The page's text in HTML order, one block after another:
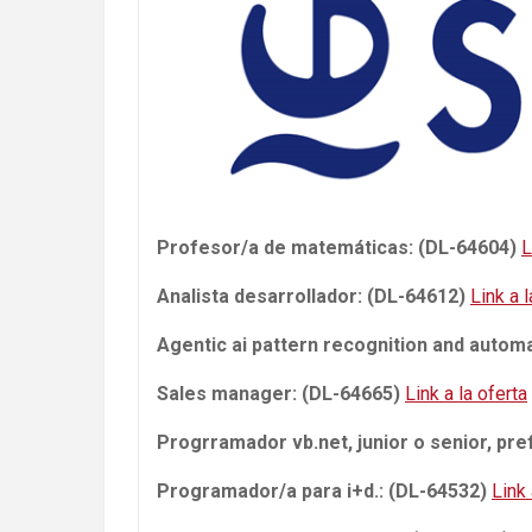
Profesor/a de matemáticas: (DL-64604)
Analista desarrollador: (DL-64612) Link a
Agentic ai pattern recognition and
Sales manager: (DL-64665) Link a la oferta
Progrramador vb.net, junior o senior,
Programador/a para i+d.: (DL-64532) Link